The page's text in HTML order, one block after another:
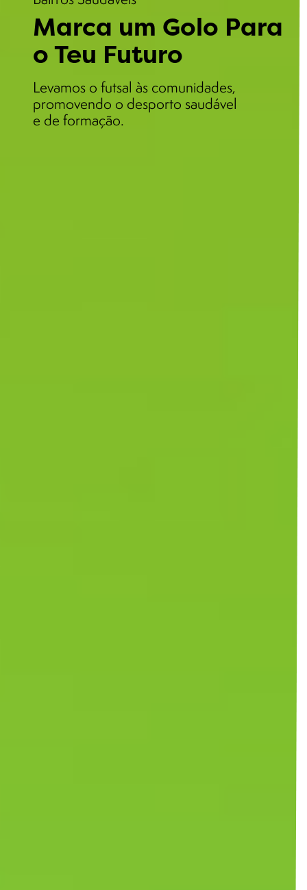
Marca um Golo Para
o Teu Futuro
Levamos o futsal às comunidades,
promovendo o desporto saudável
e de formação.